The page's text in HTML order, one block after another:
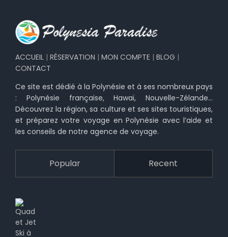
ACCUEIL | RÉSERVATION | MON COMPTE | BLOG |
CONTACT
Ce site est dédié à la Polynésie et à ses nombreux pays
: Polynésie française, Hawaï, Nouvelle-Zélande…
Découvrez la région, sa culture et ses sites touristiques,
et préparez votre voyage en Polynésie avec l’aide et
les conseils de notre agence de voyage.
Popular Recent